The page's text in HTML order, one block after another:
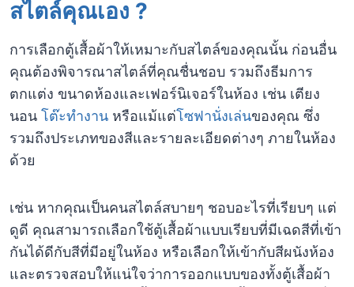
สไตล์คุณเอง ?
การเลือกตู้เสื้อผ้าให้เหมาะกับสไตล์ของคุณนั้น ก่อนอื่น
คุณต้องพิจารณาสไตล์ที่คุณชื่นชอบ รวมถึงธีมการ
ตกแต่ง ขนาดห้องและเฟอร์นิเจอร์ในห้อง เช่น เตียง
นอน โต๊ะทำงาน หรือแม้แต่โซฟานั่งเล่นของคุณ ซึ่ง
รวมถึงประเภทของสีและรายละเอียดต่างๆ ภายในห้อง
ด้วย
เช่น หากคุณเป็นคนสไตล์สบายๆ ชอบอะไรที่เรียบๆ แต่
ดูดี คุณสามารถเลือกใช้ตู้เสื้อผ้าแบบเรียบที่มีเฉดสีที่เข้า
กันได้ดีกับสีที่มีอยู่ในห้อง หรือเลือกให้เข้ากับสีผนังห้อง
และตรวจสอบให้แน่ใจว่าการออกแบบของทั้งตู้เสื้อผ้า